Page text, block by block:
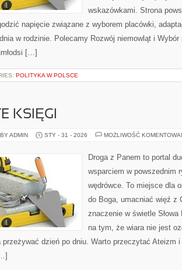
wskazówkami. Strona
napięcie związane z wyborem placówki,
w rodzinie. Polecamy Rozwój niemowląt i
[…]
POLITYKA W POLSCE
KSIĘGI
ADMIN STY - 31 - 2026 MOŻLIWOŚĆ
Droga z Panem to portal
wsparciem w powszednim
wędrówce. To miejsce dla
do Boga, umacniać więź z
znaczenie w świetle Słowa
na tym, że wiara nie jest
przeżywać dzień po dniu. Warto przeczytać Ateizm